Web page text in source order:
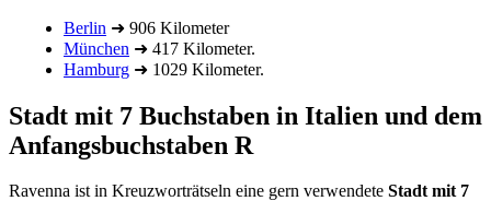
Berlin ➜ 906 Kilometer
München ➜ 417 Kilometer.
Hamburg ➜ 1029 Kilometer.
Stadt mit 7 Buchstaben in Italien und dem
Anfangsbuchstaben R
Ravenna ist in Kreuzworträtseln eine gern verwendete Stadt mit 7